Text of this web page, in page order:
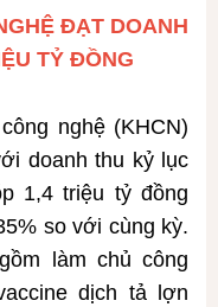
ĐẠT DOANH
TỶ ĐỒNG
nghệ (KHCN)
doanh thu kỷ lục
1,4 triệu tỷ đồng
so với cùng kỳ.
làm chủ công
dịch tả lợn